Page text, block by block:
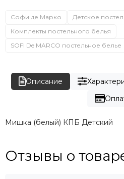
Софи де Марко
Детское
Комплекты постельного белья
SOFI De MARCO постельное белье
Описание
Мишка (белый) КПБ Детский
Отзывы о